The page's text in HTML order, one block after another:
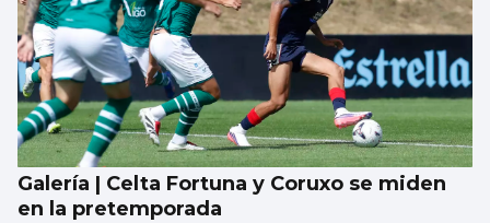
Galería | Celta Fortuna y Coruxo se miden
en la pretemporada